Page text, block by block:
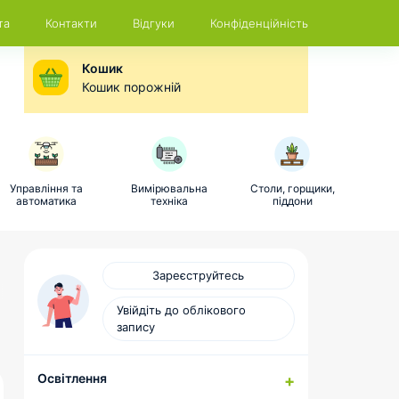
Контакти Відгуки Конфіденційність
Кошик
Кошик порожній
Управління та
автоматика
Вимірювальна
техніка
Столи, горщики,
піддони
Зареєструйтесь
Увійдіть до облікового
запису
Освітлення